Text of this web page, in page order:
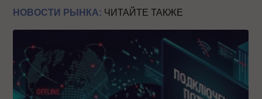
НОВОСТИ РЫНКА: ЧИТАЙТЕ ТАКЖЕ